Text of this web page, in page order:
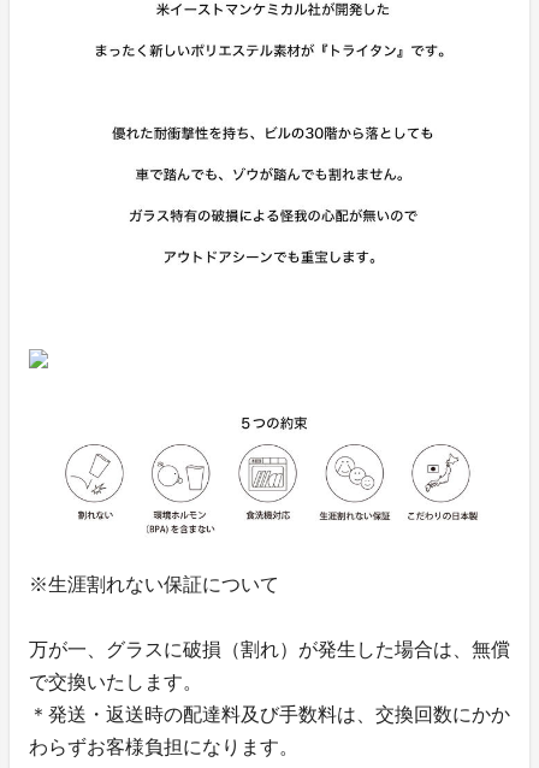
※生涯割れない保証について
万が一、グラスに破損（割れ）が発生した場合は、無償
で交換いたします。
＊発送・返送時の配達料及び手数料は、交換回数にかか
わらずお客様負担になります。